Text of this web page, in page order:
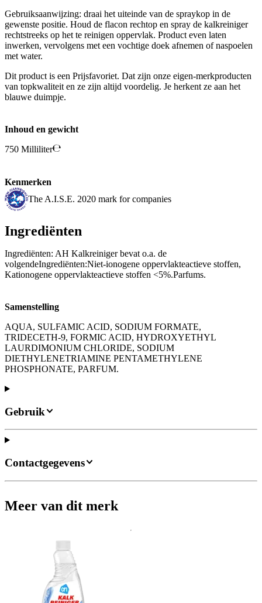
Gebruiksaanwijzing: draai het uiteinde van de spraykop in de
gewenste positie. Houd de flacon rechtop en spray de kalkreiniger
rechtstreeks op het te reinigen oppervlak. Product even laten
inwerken, vervolgens met een vochtige doek afnemen of naspoelen
met water.
Dit product is een Prijsfavoriet. Dat zijn onze eigen-merkproducten
van topkwaliteit en ze zijn altijd voordelig. Je herkent ze aan het
blauwe duimpje.
Inhoud en gewicht
750 Milliliter
Kenmerken
The A.I.S.E. 2020 mark for companies
Ingrediënten
Ingrediënten: AH Kalkreiniger bevat o.a. de
volgendeIngrediënten:Niet-ionogene oppervlakteactieve stoffen,
Kationogene oppervlakteactieve stoffen <5%.Parfums.
Samenstelling
AQUA, SULFAMIC ACID, SODIUM FORMATE,
TRIDECETH-9, FORMIC ACID, HYDROXYETHYL
LAURDIMONIUM CHLORIDE, SODIUM
DIETHYLENETRIAMINE PENTAMETHYLENE
PHOSPHONATE, PARFUM.
Gebruik
Contactgegevens
Meer van dit merk